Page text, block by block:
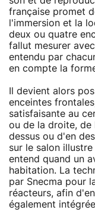
française promet
l'immersion et la
deux ou quatre
fallut mesurer
entendu par
en compte la
Il devient alors
enceintes
satisfaisante au
ou de la droite, de
dessus ou d'en
sur le salon
entend quand un
habitation. La
par Snecma pour
réacteurs, afin
également